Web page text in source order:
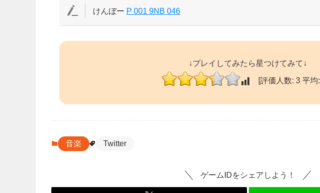
けんぼー P 001 9NB 046
↓プレイしてみたら星つけてみて↓
[評価人数: 3平均:
音楽 Twitter
ゲームIDをシェアしよう！